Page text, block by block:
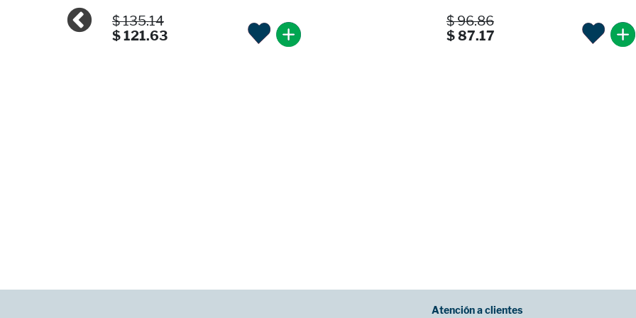
$ 135.14
$ 121.63
$ 96.86
$ 87.17
Atención a clientes